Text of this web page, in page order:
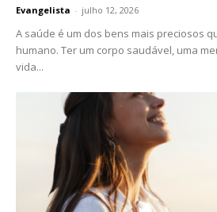
Evangelista - julho 12, 2026
A saúde é um dos bens mais preciosos
humano. Ter um corpo saudável, uma
vida...